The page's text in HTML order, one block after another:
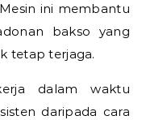
ini membantu
bakso yang
tetap terjaga.
dalam waktu
daripada cara